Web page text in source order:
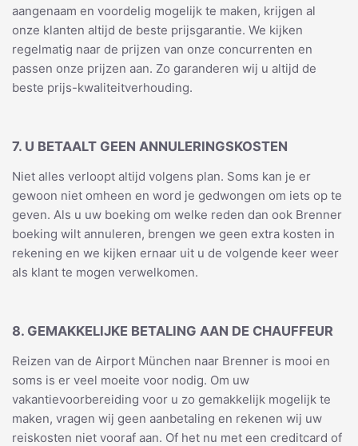
aangenaam en voordelig mogelijk te maken, krijgen al
onze klanten altijd de beste prijsgarantie. We kijken
regelmatig naar de prijzen van onze concurrenten en
passen onze prijzen aan. Zo garanderen wij u altijd de
beste prijs-kwaliteitverhouding.
7. U BETAALT GEEN ANNULERINGSKOSTEN
Niet alles verloopt altijd volgens plan. Soms kan je er
gewoon niet omheen en word je gedwongen om iets op te
geven. Als u uw boeking om welke reden dan ook Brenner
boeking wilt annuleren, brengen we geen extra kosten in
rekening en we kijken ernaar uit u de volgende keer weer
als klant te mogen verwelkomen.
8. GEMAKKELIJKE BETALING AAN DE CHAUFFEUR
Reizen van de Airport München naar Brenner is mooi en
soms is er veel moeite voor nodig. Om uw
vakantievoorbereiding voor u zo gemakkelijk mogelijk te
maken, vragen wij geen aanbetaling en rekenen wij uw
reiskosten niet vooraf aan. Of het nu met een creditcard of